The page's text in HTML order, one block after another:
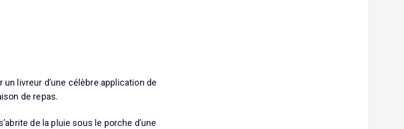
livreur d’une célèbre application de
de repas.
de la pluie sous le porche d’une